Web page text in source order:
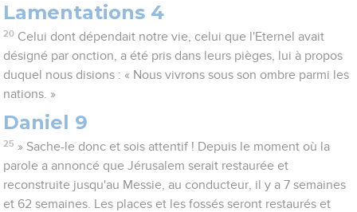
Lamentations 4
20 Celui dont dépendait notre vie, celui que l'Eternel avait
désigné par onction, a été pris dans leurs pièges, lui à propos
duquel nous disions : « Nous vivrons sous son ombre parmi les
nations. »
Daniel 9
25 » Sache-le donc et sois attentif ! Depuis le moment où la
parole a annoncé que Jérusalem serait restaurée et
reconstruite jusqu'au Messie, au conducteur, il y a 7 semaines
et 62 semaines. Les places et les fossés seront restaurés et